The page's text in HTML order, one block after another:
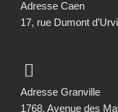
Adresse Caen
17, rue Dumont
Adresse Granville
1768, Avenue des